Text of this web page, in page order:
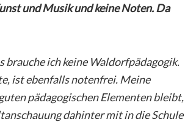
und Musik und keine Noten. Da
ich keine Waldorfpädagogik.
ist ebenfalls notenfrei. Meine
pädagogischen Elementen bleibt,
dahinter mit in die Schule